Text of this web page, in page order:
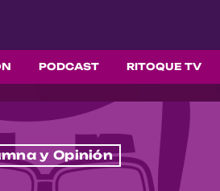
PODCAST RITOQUE TV
y Opinión